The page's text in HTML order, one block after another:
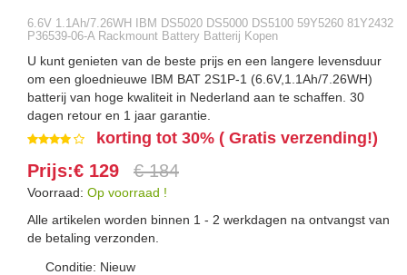
6.6V 1.1Ah/7.26WH IBM DS5020 DS5000 DS5100 59Y5260 81Y2432
P36539-06-A Rackmount Battery Batterij Kopen
U kunt genieten van de beste prijs en een langere levensduur
om een gloednieuwe IBM BAT 2S1P-1 (6.6V,1.1Ah/7.26WH)
batterij van hoge kwaliteit in Nederland aan te schaffen. 30
dagen retour en 1 jaar garantie.
korting tot 30% ( Gratis verzending!)
Prijs:€ 129 € 184
Voorraad: Op voorraad !
Alle artikelen worden binnen 1 - 2 werkdagen na ontvangst van
de betaling verzonden.
Conditie: Nieuw